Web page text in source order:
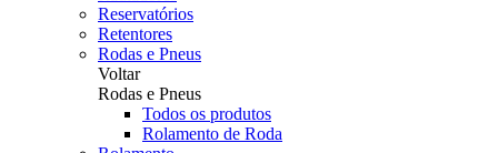
Reservatórios
Retentores
Rodas e Pneus
Voltar
Rodas e Pneus
Todos os produtos
Rolamento de Roda